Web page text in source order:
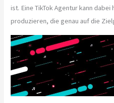
ist. Eine TikTok Agentur kann
produzieren, die genau auf die